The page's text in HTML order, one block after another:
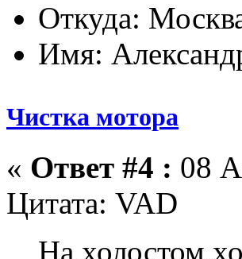
Откуда:
Имя:
Чистка мотора
« Ответ #4 : 08
Цитата: VAD
На холостом